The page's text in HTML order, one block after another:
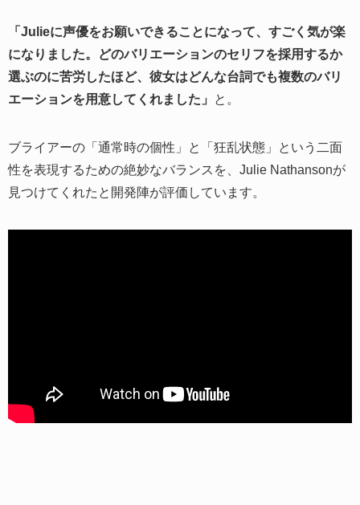
「Julieに声優をお願いできることになって、すごく気が楽
になりました。どのバリエーションのセリフを採用するか
選ぶのに苦労したほど、彼女はどんな台詞でも複数のバリ
エーションを用意してくれました」
と。
ブライアーの「通常時の個性」と「狂乱状態」という二面
性を表現するための絶妙なバランスを、Julie Nathansonが
見つけてくれたと開発陣が評価しています。